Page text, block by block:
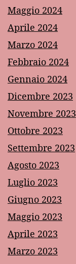
Maggio 2024
Aprile 2024
Marzo 2024
Febbraio 2024
Gennaio 2024
Dicembre 2023
Novembre 2023
Ottobre 2023
Settembre 2023
Agosto 2023
Luglio 2023
Giugno 2023
Maggio 2023
Aprile 2023
Marzo 2023